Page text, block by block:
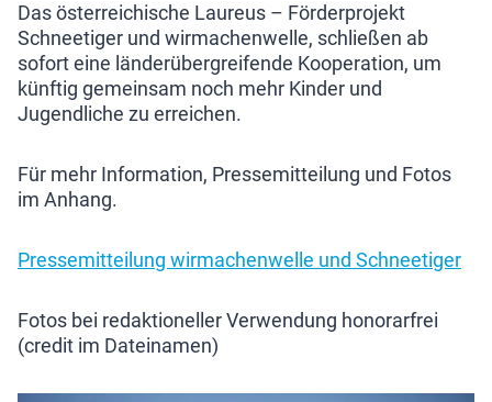
Das österreichische Laureus – Förderprojekt
Schneetiger und wirmachenwelle, schließen ab
sofort eine länderübergreifende Kooperation, um
künftig gemeinsam noch mehr Kinder und
Jugendliche zu erreichen.
Für mehr Information, Pressemitteilung und Fotos
im Anhang.
Pressemitteilung wirmachenwelle und Schneetiger
Fotos bei redaktioneller Verwendung honorarfrei
(credit im Dateinamen)